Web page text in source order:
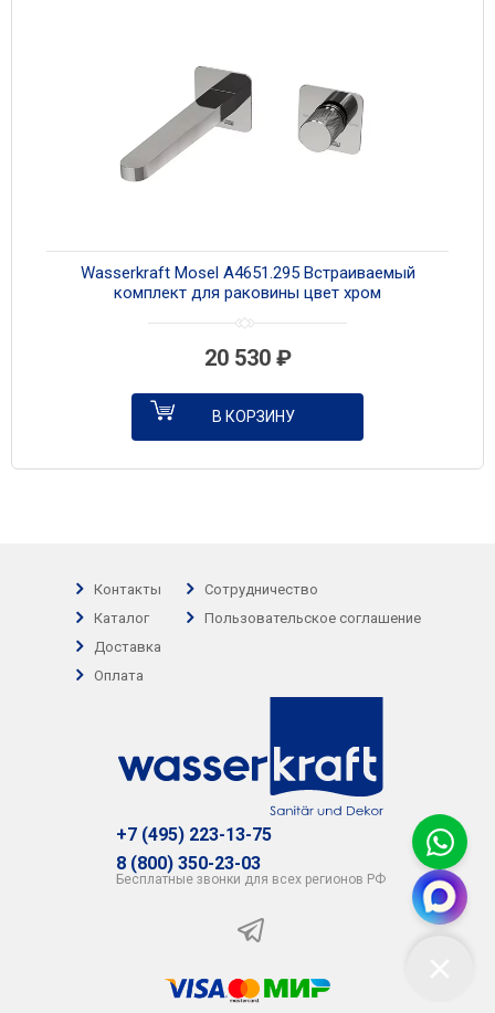
Wasserkraft Mosel A4651.295 Встраиваемый
комплект для раковины цвет хром
20 530 ₽
В КОРЗИНУ
Контакты
Каталог
Доставка
Оплата
Сотрудничество
Пользовательское соглашение
+7 (495) 223-13-75
8 (800) 350-23-03
Бесплатные звонки для всех регионов РФ